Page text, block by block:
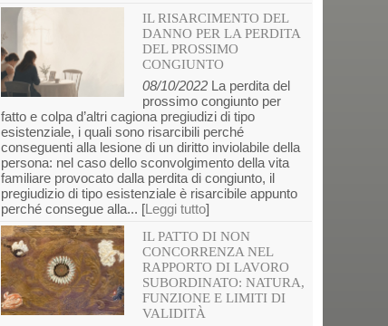
IL RISARCIMENTO DEL
DANNO PER LA PERDITA
DEL PROSSIMO
CONGIUNTO
08/10/2022La perdita del
prossimo congiunto per
fatto e colpa d’altri cagiona pregiudizi di tipo
esistenziale, i quali sono risarcibili perché
conseguenti alla lesione di un diritto inviolabile della
persona: nel caso dello sconvolgimento della vita
familiare provocato dalla perdita di congiunto, il
pregiudizio di tipo esistenziale è risarcibile appunto
perché consegue alla... [Leggi tutto]
IL PATTO DI NON
CONCORRENZA NEL
RAPPORTO DI LAVORO
SUBORDINATO: NATURA,
FUNZIONE E LIMITI DI
VALIDITÀ